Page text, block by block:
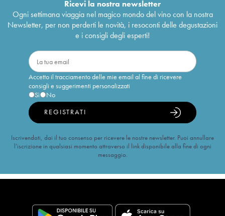
Ricevi la nostra newsletter
Ogni settimana viaggia nel magico mondo del vino con la nostra
Newsletter, per non perderti le novità, i resoconti delle degustazioni
e i consigli degli esperti!
Accetto il tracciamento delle mie email al fine di ricevere
consigli e suggerimenti personalizzati
Sì
No
REGISTRATI
Iscrivendoti, dai il tuo consenso per ricevere le nostre newsletter. Puoi annullare
l’iscrizione in qualsiasi momento attraverso il link disponibile alla fine di ogni
messaggio.